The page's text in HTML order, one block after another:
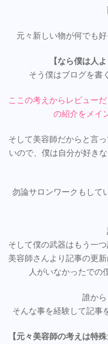
元々新しい物が何でも
【なら僕は人
そう僕はブログを書
ここの考えからレビュー
の紹介をメイ
そして美容師だからと言
いので、僕は自分が好き
勿論サロンワークもして
そして僕の武器はもう一
美容師さんより記事の更
人がいなかったでの
誰か
そんな事を経験して記事
【元々美容師の考えは特